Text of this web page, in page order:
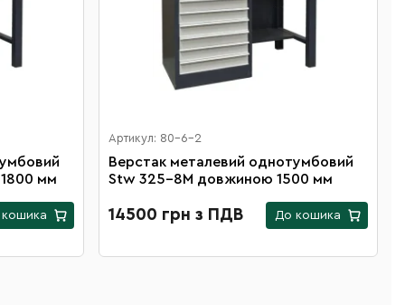
мм
Артикул: 80-6-2
Верстак металевий однотумбовий
Stw 325-8M довжиною 1500 мм
14500 грн з ПДВ До кошика